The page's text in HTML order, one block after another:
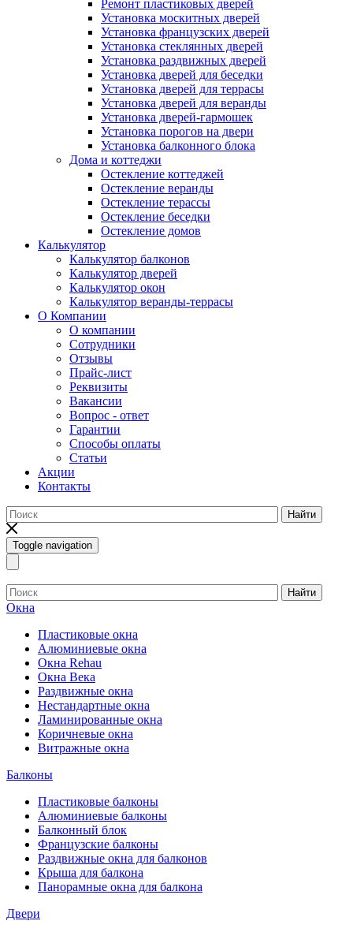
Ремонт пластиковых дверей
Установка москитных дверей
Установка французских дверей
Установка стеклянных дверей
Установка раздвижных дверей
Установка дверей для беседки
Установка дверей для террасы
Установка дверей для веранды
Установка дверей-гармошек
Установка порогов на двери
Установка балконного блока
Дома и коттеджи
Остекление коттеджей
Остекление веранды
Остекление терассы
Остекление беседки
Остекление домов
Калькулятор
Калькулятор балконов
Калькулятор дверей
Калькулятор окон
Калькулятор веранды-террасы
О Компании
О компании
Сотрудники
Отзывы
Прайс-лист
Реквизиты
Вакансии
Вопрос - ответ
Гарантии
Способы оплаты
Статьи
Акции
Контакты
Найти
Toggle navigation
Найти
Окна
Пластиковые окна
Алюминиевые окна
Окна Rehau
Окна Века
Раздвижные окна
Нестандартные окна
Ламинированные окна
Коричневые окна
Витражные окна
Балконы
Пластиковые балконы
Алюминиевые балконы
Балконный блок
Французские балконы
Раздвижные окна для балконов
Крыша для балкона
Панорамные окна для балкона
Двери